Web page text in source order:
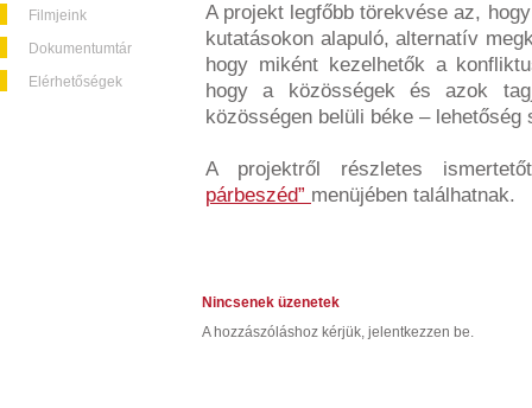
Filmjeink
Dokumentumtár
Elérhetőségek
A projekt legfőbb törekvése az,
kutatásokon alapuló, alternatív
hogy miként kezelhetők a
hogy a közösségek és azok
közösségen belüli béke – lehetőség
A projektről részletes
párbeszéd” menüjében találhatnak.
Nincsenek üzenetek
A hozzászóláshoz kérjük, jelentkezzen be.